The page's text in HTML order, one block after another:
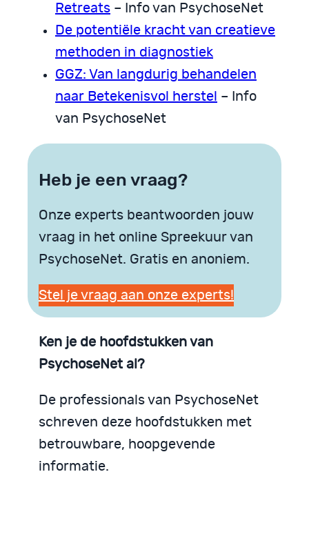
Retreats – Info van PsychoseNet
De potentiële kracht van creatieve
methoden in diagnostiek
GGZ: Van langdurig behandelen
naar Betekenisvol herstel – Info
van PsychoseNet
Heb je een vraag?
Onze experts beantwoorden jouw
vraag in het online Spreekuur van
PsychoseNet. Gratis en anoniem.
Stel je vraag aan onze experts!
Ken je de hoofdstukken van
PsychoseNet al?
De professionals van PsychoseNet
schreven deze hoofdstukken met
betrouwbare, hoopgevende
informatie.